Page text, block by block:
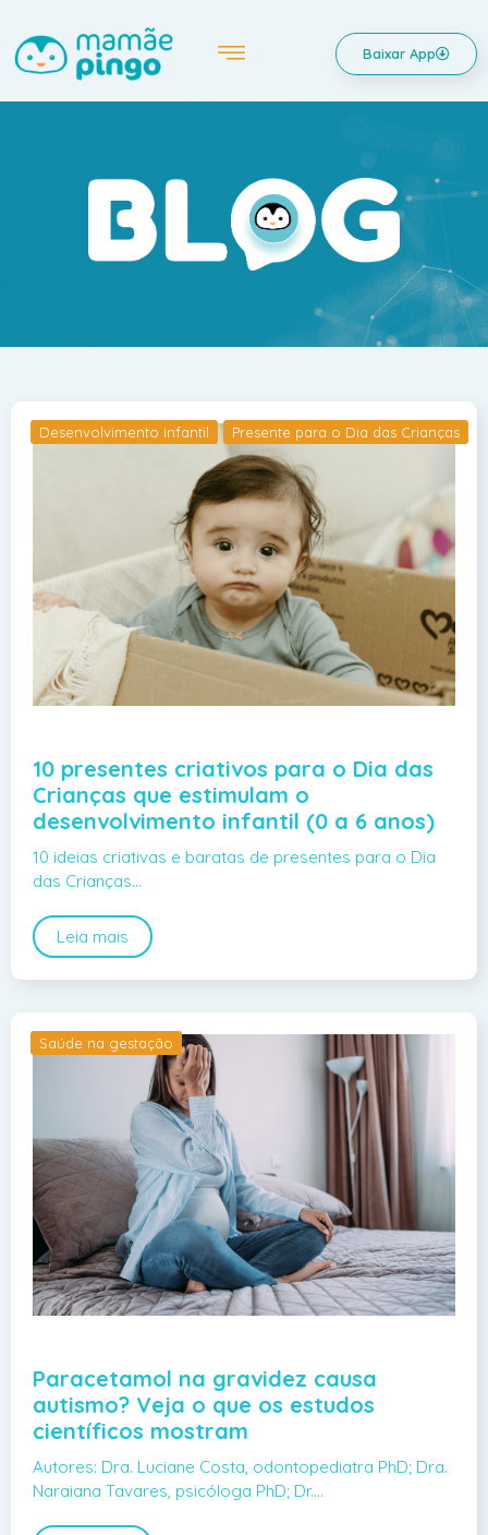
Baixar App
Desenvolvimento infantil Presente para o Dia das Crianças
10 presentes criativos para o Dia das
Crianças que estimulam o
desenvolvimento infantil (0 a 6 anos)
10 ideias criativas e baratas de presentes para o Dia
das Crianças…
Leia mais
Saúde na gestação
Paracetamol na gravidez causa
autismo? Veja o que os estudos
científicos mostram
Autores: Dra. Luciane Costa, odontopediatra PhD; Dra.
Naraiana Tavares, psicóloga PhD; Dr.…